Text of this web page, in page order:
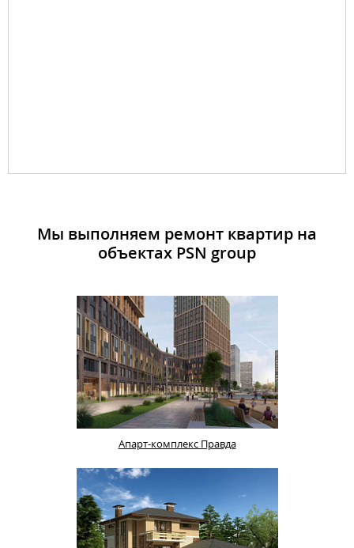
Мы выполняем ремонт квартир на
объектах PSN group
Апарт-комплекс Правда